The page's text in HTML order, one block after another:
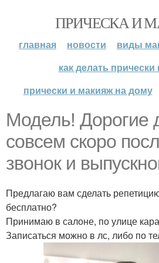
ПРИЧЕСКА И
главная новости
виды
как делать
прически и макияж на дому
Модель! Дорогие
совсем скоро
звонок и
Предлагаю вам сделать
бесплатно?
Принимаю в салоне, по улице
Записаться можно в лс, либо по